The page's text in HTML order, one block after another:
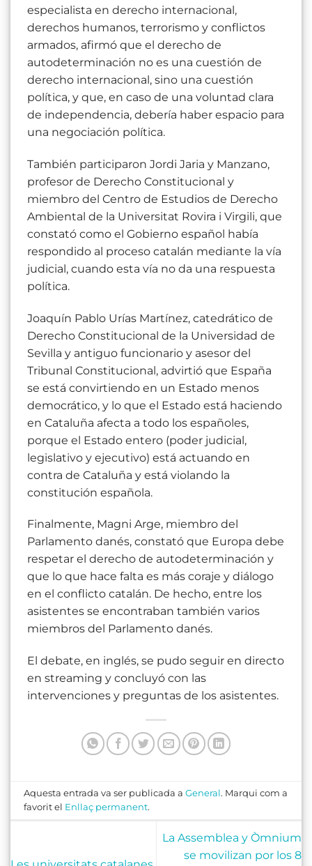
especialista en derecho internacional,
derechos humanos, terrorismo y conflictos
armados, afirmó que el derecho de
autodeterminación no es una cuestión de
derecho internacional, sino una cuestión
política, y que, en caso de una voluntad clara
de independencia, debería haber espacio para
una negociación política.
También participaron Jordi Jaria y Manzano,
profesor de Derecho Constitucional y
miembro del Centro de Estudios de Derecho
Ambiental de la Universitat Rovira i Virgili, que
constató como el Gobierno español había
respondido al proceso catalán mediante la vía
judicial, cuando esta vía no da una respuesta
política.
Joaquín Pablo Urías Martínez, catedrático de
Derecho Constitucional de la Universidad de
Sevilla y antiguo funcionario y asesor del
Tribunal Constitucional, advirtió que España
se está convirtiendo en un Estado menos
democrático, y lo que el Estado está haciendo
en Cataluña afecta a todo los españoles,
porque el Estado entero (poder judicial,
legislativo y ejecutivo) está actuando en
contra de Cataluña y está violando la
constitución española.
Finalmente, Magni Arge, miembro del
Parlamento danés, constató que Europa debe
respetar el derecho de autodeterminación y
que lo que hace falta es más coraje y diálogo
en el conflicto catalán. De hecho, entre los
asistentes se encontraban también varios
miembros del Parlamento danés.
El debate, en inglés, se pudo seguir en directo
en streaming y concluyó con las
intervenciones y preguntas de los asistentes.
Aquesta entrada va ser publicada aGeneral. Marqui com a
favorit el Enllaç permanent.
La Assemblea y Òmnium
se movilizan por los 8